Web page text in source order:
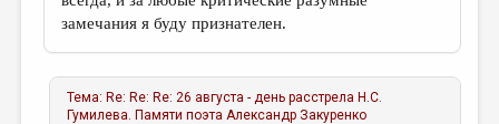
замечания я буду признателен.
Тема: Re: Re: Re: 26 августа - день расстрела Н.С.
Гумилева. Памяти поэта Александр Закуренко